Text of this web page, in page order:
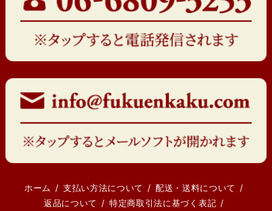
ホーム 支払い方法について
配送・送料について
返品について
特定商取引法に基づく表記